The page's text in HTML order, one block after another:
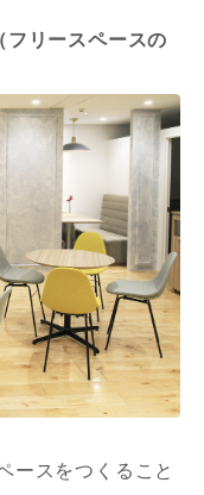
フリースペースの
ースをつくること